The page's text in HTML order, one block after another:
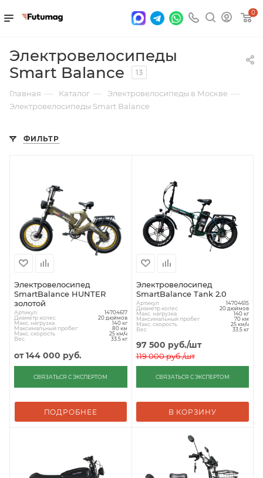
0
Электровелосипеды
Smart Balance
13
Главная — Каталог — Электровелосипеды в Москве —
Электровелосипеды Smart Balance
ФИЛЬТР
Электровелосипед
SmartBalance HUNTER
золотой
Артикул 14704617
Диаметр колес 20 дюймов
Макс. нагрузка 140 кг
Максимальный пробег 80 км
Макс. скорость 25 км/ч
Вес 33.5 кг
от144 000 руб.
СВЯЗАТЬСЯ С ЭКСПЕРТОМ
ПОДРОБНЕЕ
Электровелосипед
SmartBalance Tank 2.0
Артикул 14704615
Диаметр колес 20 дюймов
Макс. нагрузка 140 кг
Максимальный пробег 70 км
Макс. скорость 25 км/ч
Вес 33.5 кг
97 500 руб./шт
119 000руб./шт
СВЯЗАТЬСЯ С ЭКСПЕРТОМ
В КОРЗИНУ